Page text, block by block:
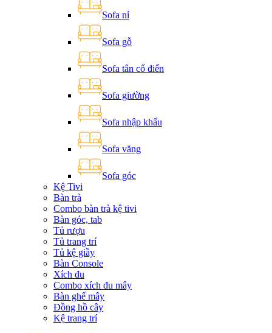
Sofa nỉ
Sofa gỗ
Sofa tân cổ điển
Sofa giường
Sofa nhập khẩu
Sofa văng
Sofa góc
Kệ Tivi
Bàn trà
Combo bàn trà kệ tivi
Bàn góc, tab
Tủ rượu
Tủ trang trí
Tủ kệ giầy
Bàn Console
Xích đu
Combo xích đu mây
Bàn ghế mây
Đồng hồ cây
Kệ trang trí